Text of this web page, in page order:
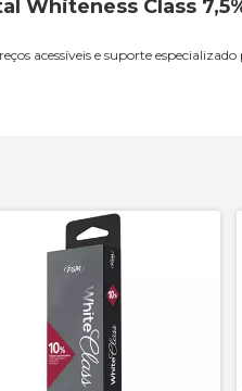
Whiteness Class
acessíveis e suporte